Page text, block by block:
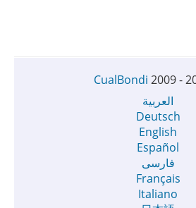
CualBondi 2009 -
العربية
Deutsch
English
Español
فارسی
Français
Italiano